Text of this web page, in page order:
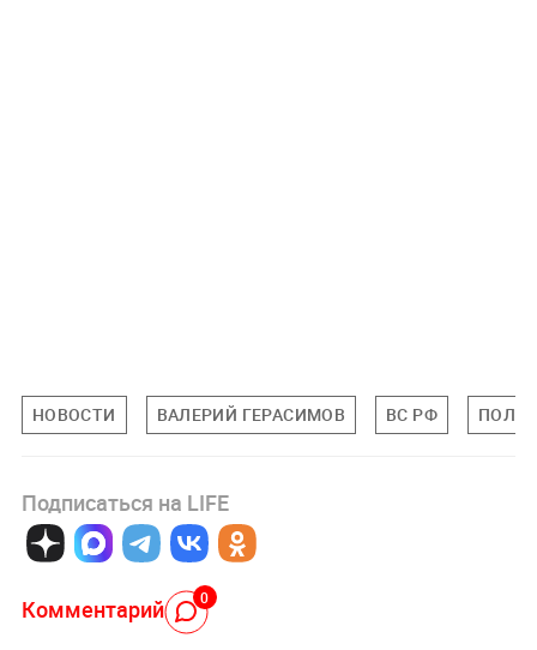
НОВОСТИ ВАЛЕРИЙ ГЕРАСИМОВ ВС РФ
Подписаться на LIFE
Комментарий 0